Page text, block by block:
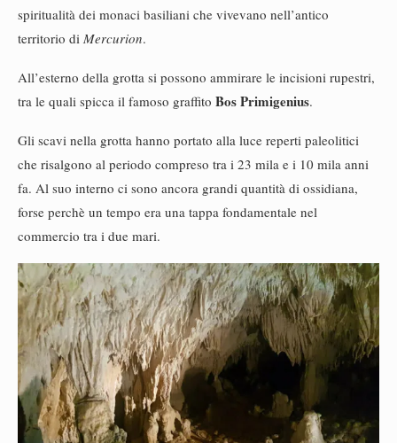
spiritualità dei monaci basiliani che vivevano nell’antico
territorio di Mercurion.
All’esterno della grotta si possono ammirare le incisioni rupestri,
tra le quali spicca il famoso graffito Bos Primigenius.
Gli scavi nella grotta hanno portato alla luce reperti paleolitici
che risalgono al periodo compreso tra i 23 mila e i 10 mila anni
fa. Al suo interno ci sono ancora grandi quantità di ossidiana,
forse perchè un tempo era una tappa fondamentale nel
commercio tra i due mari.